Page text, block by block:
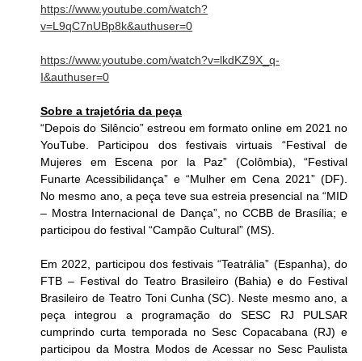
https://www.youtube.com/watch?
v=L9qC7nUBp8k&authuser=0
https://www.youtube.com/watch?v=lkdKZ9X_q-
I&authuser=0
Sobre a trajetória da peça
“Depois do Silêncio” estreou em formato online em 2021 no
YouTube. Participou dos festivais virtuais “Festival de
Mujeres em Escena por la Paz” (Colômbia), “Festival
Funarte Acessibilidança” e “Mulher em Cena 2021” (DF).
No mesmo ano, a peça teve sua estreia presencial na “MID
– Mostra Internacional de Dança”, no CCBB de Brasília; e
participou do festival “Campão Cultural” (MS).
Em 2022, participou dos festivais “Teatrália” (Espanha), do
FTB – Festival do Teatro Brasileiro (Bahia) e do Festival
Brasileiro de Teatro Toni Cunha (SC). Neste mesmo ano, a
peça integrou a programação do SESC RJ PULSAR
cumprindo curta temporada no Sesc Copacabana (RJ) e
participou da Mostra Modos de Acessar no Sesc Paulista